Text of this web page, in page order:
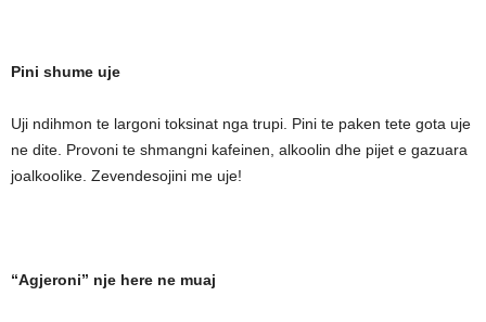
Pini shume uje
Uji ndihmon te largoni toksinat nga trupi. Pini te paken tete gota uje
ne dite. Provoni te shmangni kafeinen, alkoolin dhe pijet e gazuara
joalkoolike. Zevendesojini me uje!
“Agjeroni” nje here ne muaj